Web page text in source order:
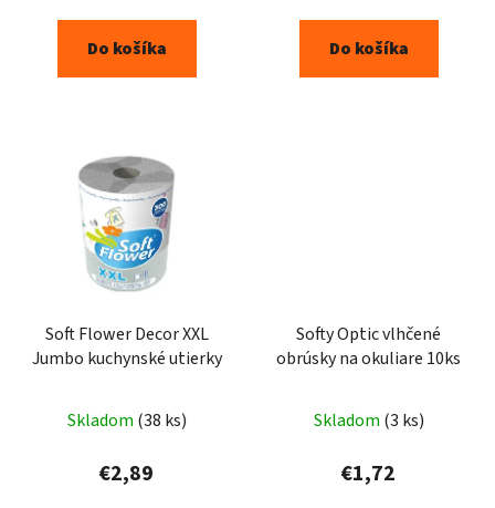
Do košíka Do košíka
Soft Flower Decor XXL
Jumbo kuchynské utierky
Skladom (38 ks)
€2,89
Softy Optic vlhčené
obrúsky na okuliare 10ks
Skladom (3 ks)
€1,72